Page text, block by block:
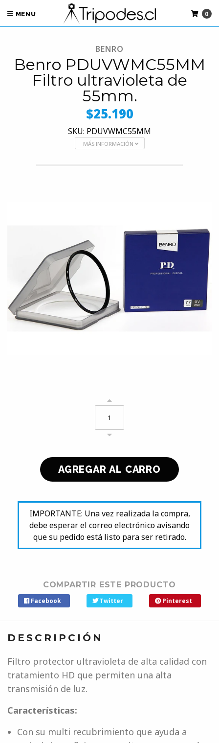
MENU 0
BENRO
Benro PDUVWMC55MM
Filtro ultravioleta de
55mm.
$25.190
SKU: PDUVWMC55MM
MÁS INFORMACIÓN
IMPORTANTE: Una vez realizada la compra,
debe esperar el correo electrónico avisando
que su pedido está listo para ser retirado.
COMPARTIR ESTE PRODUCTO
Facebook Twitter Pinterest
DESCRIPCIÓN
Filtro protector ultravioleta de alta calidad con
tratamiento HD que permiten una alta
transmisión de luz.
Características:
Con su multi recubrimiento que ayuda a